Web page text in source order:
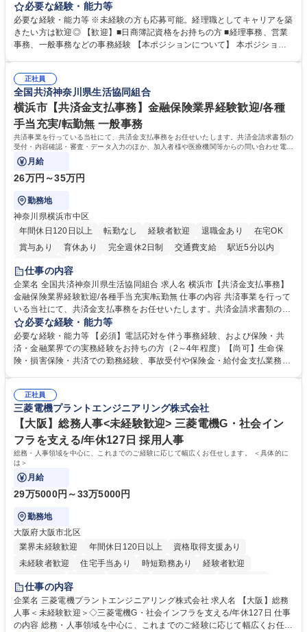
力・確認業務からスタートし、既存メンバーと一緒に業務を進めながら段
階的に経理知識を身につけていただきます。 【具体的には】 ■社内稟議に
基づく仕訳入力 ■月末の振込業務 ■明細作成 ■伝票処理、記帳業務 ■既存
メンバーの業務サポート 【将来的には】 ■月次決算補助 ■四半期・年次決
想定です。 募集職種 未経験歓迎【経理/みなとみらい】プライム上場/残業
ほぼなし/年休123日
必要な経験・能力等
必要な経験・能力等 ※未経験の方も応募可能。経理職としてキャリアを築
きたい方は歓迎◎ 【歓迎】■日商簿記資格をお持ちの方 ■経理事務、営業
事務、一般事務などの事務経験 【本ポジションについて】 本ポジション
当し、3～5年をかけて月次決算・四半期決算・開示資料作成補助などへス
テップアップできます。また、残業は通常月ほぼなく、決算月でも10時間
未満のため、無理なく経理として専門性を身につけられる環境です。 学
歴・資格 学歴：大学院 大学 高専 短大 専修学校 高校 語学力： 資格：日商
簿記検定1級 日商簿記検定2級
正社員
全国共済神奈川県生活協同組合
横浜市【共済金支払事務】金融保険業界経験歓迎/各種
手当充実/転勤無 一般事務
共済事業を行っている当社にて、共済金支払事務をお任せいたします。共済金請求書類の
受付・内容確認・審査・データ入力のほか、加入者様や医療機関等からの問い合わせ電話
対応や書類発送等を担当します。
月給
26万円～35万円
勤務地
神奈川県横浜市中区
年間休日120日以上
転勤なし 経験者歓迎 退職金あり
在宅OK
賞与あり
育休あり 完全週休2日制 交通費支給
駅近5分以内
土日祝休み
仕事の内容
企業名 全国共済神奈川県生活協同組合 求人名 横浜市【共済金支払事務】
金融保険業界経験歓迎/各種手当充実/転勤無 仕事の内容 共済事業を行って
いる当社にて、共済金支払事務をお任せいたします。共済金請求書類の受
付・内容確認・審査・データ入力のほか、加入者様や医療機関等からの問
い合わせ電話対応や書類発送等を担当します。 ■共済金請求書類の受付、
内容確認、および共済金支払に関する審査・事務処理業務全般を担当 ■専
用システムへのデータ入力、各種必要書類の作成・発送作業 ■加入者様や
指定する業務 募集職種 横浜市【共済金支払事務】金融保険業界経験歓迎/
各種手当充実/転勤無
必要な経験・能力等
必要な経験・能力等 【必須】電話応対を伴う事務経験、および保険・共
済・金融業界での実務経験をお持ちの方（2～4年程度）【尚可】生命保
険・損害保険・共済での勤務経験、事故受付や保険金・給付金支払業務経
務へのキャリアチェンジ希望者も大歓迎です！ 学歴・資格 学歴：大学院
大学 高専 短大 専修学校 高校 語学力： 資格：
正社員
三菱電機プラントエンジニアリング株式会社
【大阪】総務人事<未経験歓迎> 三菱電機G・社会イン
フラを支える/年休127日 採用人事
総務・人事領域を中心に、これまでのご経験に応じて幅広くお任せします。 ＜具体的に
は＞
月給
29万5000円～33万5000円
勤務地
大阪府大阪市北区
業界未経験歓迎
年間休日120日以上
資格取得支援あり
未経験者歓迎
住宅手当あり 時短勤務あり
経験者歓迎
退職金あり
駅近5分以内
土日祝休み 服装自由 寮・社宅あり 食事補助あり
仕事の内容
企業名 三菱電機プラントエンジニアリング株式会社 求人名 【大阪】総務
人事＜未経験歓迎＞◇三菱電機G・社会インフラを支える/年休127日 仕事
の内容 総務・人事領域を中心に、これまでのご経験に応じて幅広くお任せ